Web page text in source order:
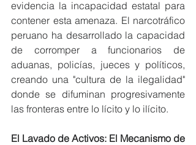
evidencia la incapacidad estatal para
contener esta amenaza. El narcotráfico
peruano ha desarrollado la capacidad
de corromper a funcionarios de
aduanas, policías, jueces y políticos,
creando una "cultura de la ilegalidad"
donde se difuminan progresivamente
las fronteras entre lo lícito y lo ilícito.
El Lavado de Activos: El Mecanismo de